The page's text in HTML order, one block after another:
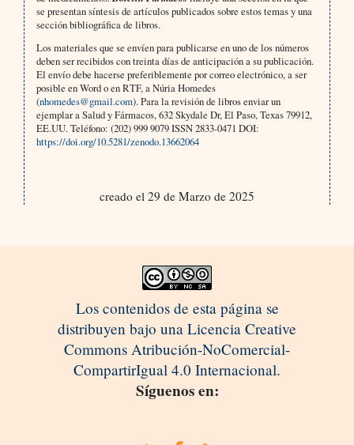
se presentan síntesis de artículos publicados sobre estos temas y una
sección bibliográfica de libros.
Los materiales que se envíen para publicarse en uno de los números
deben ser recibidos con treinta días de anticipación a su publicación.
El envío debe hacerse preferiblemente por correo electrónico, a ser
posible en Word o en RTF, a Núria Homedes
(nhomedes@gmail.com). Para la revisión de libros enviar un
ejemplar a Salud y Fármacos, 632 Skydale Dr, El Paso, Texas 79912,
EE.UU. Teléfono: (202) 999 9079 ISSN 2833-0471 DOI:
https://doi.org/10.5281/zenodo.13662064
creado el 29 de Marzo de 2025
Los contenidos de esta página se
distribuyen bajo una Licencia Creative
Commons Atribución-NoComercial-
CompartirIgual 4.0 Internacional.
Síguenos en: